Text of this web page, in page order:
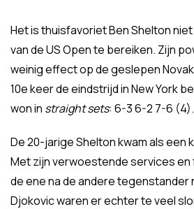
Het is thuisfavoriet Ben Shelton
van de US Open te bereiken. Zijn
weinig effect op de geslepen
10e keer de eindstrijd in New York
won in straight sets: 6-3 6-2 7-6 (4).
De 20-jarige Shelton kwam als een
Met zijn verwoestende services en
de ene na de andere tegenstander
Djokovic waren er echter te veel